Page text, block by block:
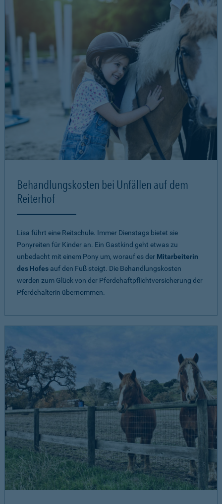
Behandlungskosten bei Unfällen auf dem
Reiterhof
Lisa führt eine Reitschule. Immer Dienstags bietet sie
Ponyreiten für Kinder an. Ein Gastkind geht etwas zu
unbedacht mit einem Pony um, worauf es der Mitarbeiterin
des Hofes auf den Fuß steigt. Die Behandlungskosten
werden zum Glück von der Pferdehaftpflichtversicherung der
Pferdehalterin übernommen.